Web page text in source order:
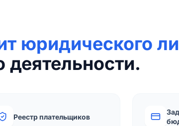
юридического
деятельности.
Реестр плательщиков